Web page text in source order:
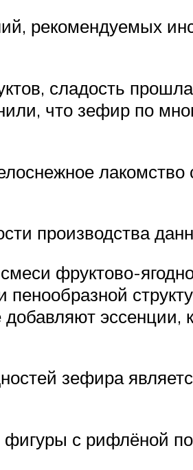
рекомендуемых
сладость
что зефир по
лакомство
производства
фруктово-
эссенции,
зефира
с рифлёной